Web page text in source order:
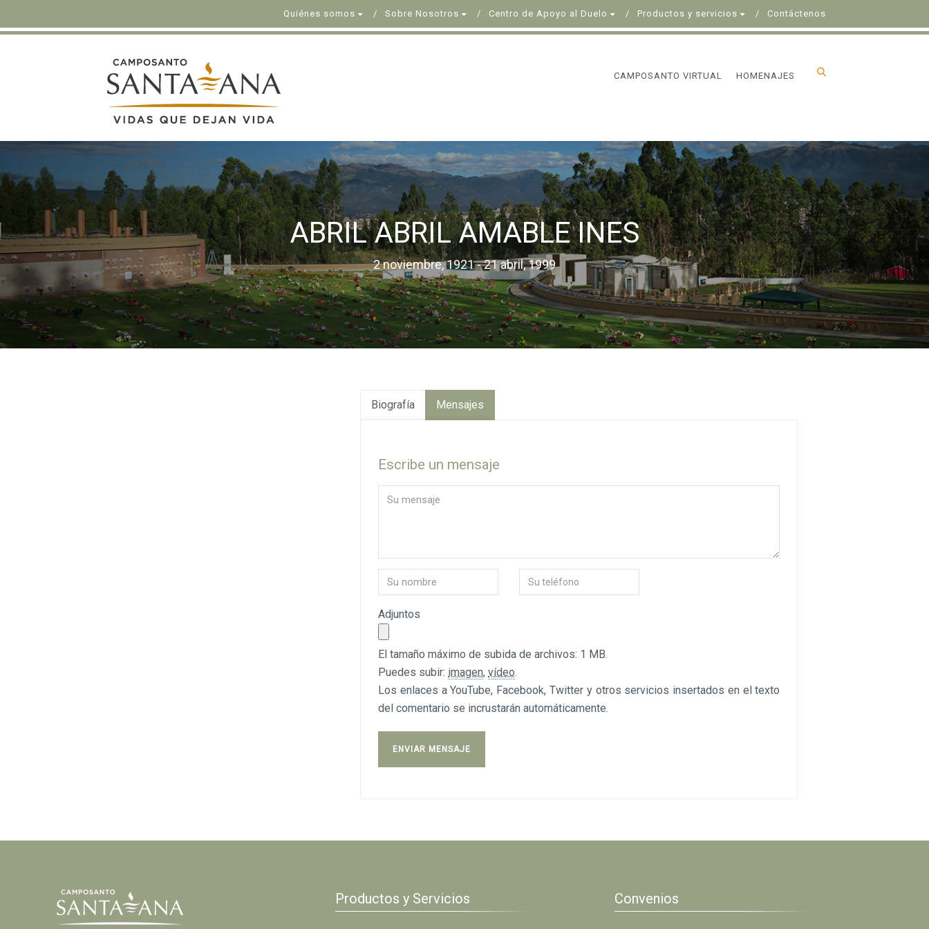
Quiénes somos Sobre Nosotros Centro de Apoyo al Duelo Productos y servicios Contáctenos
CAMPOSANTO VIRTUAL HOMENAJES
ABRIL ABRIL AMABLE INES
2 noviembre, 1921 - 21 abril, 1999
Biografía Mensajes
Escribe un mensaje
Adjuntos
El tamaño máximo de subida de archivos: 1 MB.
Puedes subir: imagen,vídeo.
Los enlaces a YouTube, Facebook, Twitter y otros servicios insertados en el texto
del comentario se incrustarán automáticamente.
Productos y Servicios Convenios